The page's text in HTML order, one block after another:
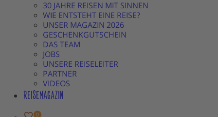
30 JAHRE REISEN MIT SINNEN
WIE ENTSTEHT EINE REISE?
UNSER MAGAZIN 2026
GESCHENKGUTSCHEIN
DAS TEAM
JOBS
UNSERE REISELEITER
PARTNER
VIDEOS
REISEMAGAZIN